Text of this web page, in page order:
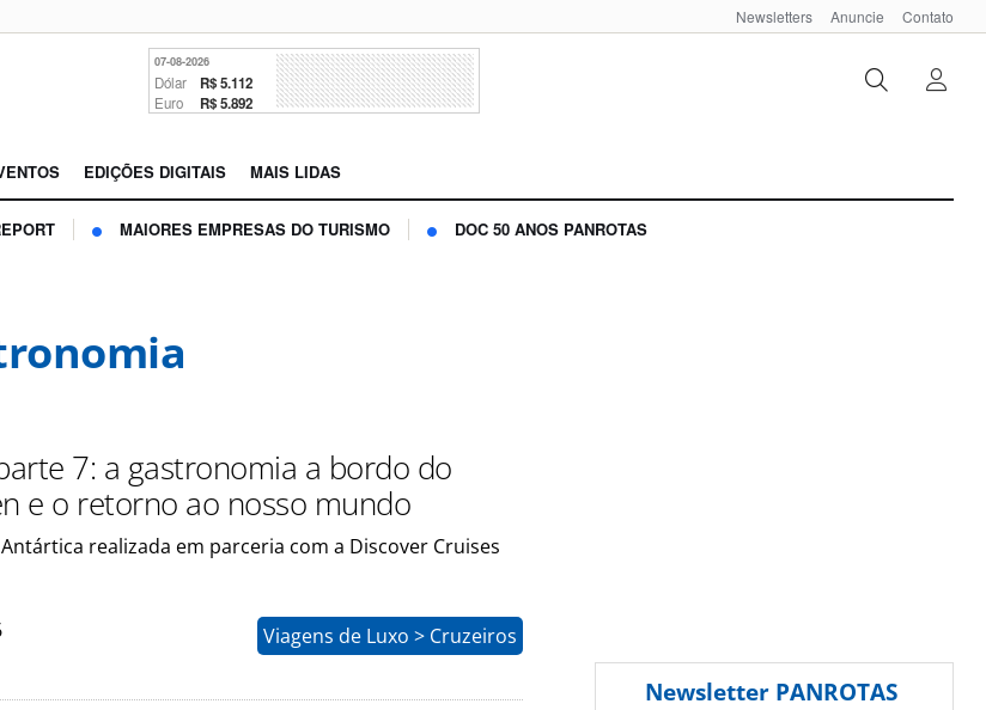
Newsletters Anuncie Contato
07-08-2026
Dólar R$ 5.112
Euro R$ 5.892
EDIÇÕES DIGITAIS MAIS LIDAS
MAIORES EMPRESAS DO TURISMO DOC 50 ANOS PANROTAS
7: a gastronomia a bordo do
e o retorno ao nosso mundo
realizada em parceria com a Discover Cruises
Viagens de Luxo > Cruzeiros
Newsletter PANROTAS